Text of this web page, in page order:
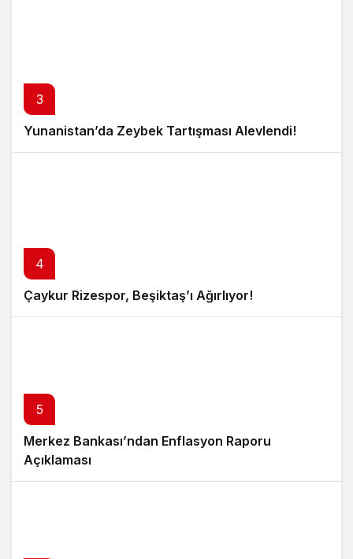
3
Yunanistan’da Zeybek Tartışması Alevlendi!
4
Çaykur Rizespor, Beşiktaş’ı Ağırlıyor!
5
Merkez Bankası’ndan Enflasyon Raporu
Açıklaması